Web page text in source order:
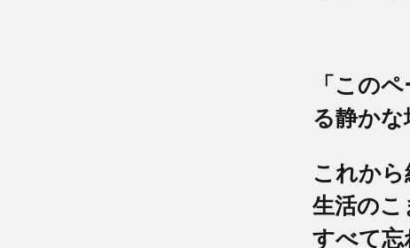
「この
る静かな
これか
生活のこ
すべて忘